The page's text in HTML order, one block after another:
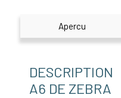
Apercu
A6 DE ZEBRA